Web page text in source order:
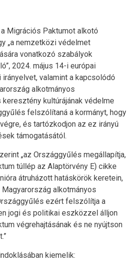
Migrációs Paktumot alkotó
„a nemzetközi védelmet
vonatkozó szabályok
2024. május 14-i európai
valamint a kapcsolódó
alkotmányos
kultúrájának védelme
felszólítaná a kormányt, hogy
és tartózkodjon az ez irányú
támogatásától.
„az Országgyűlés megállapítja,
túllép az Alaptörvény E) cikke
átruházott hatáskörök keretein,
alkotmányos
ezért felszólítja a
jogi és politikai eszközzel álljon
végrehajtásának és ne nyújtson
kiemelik: